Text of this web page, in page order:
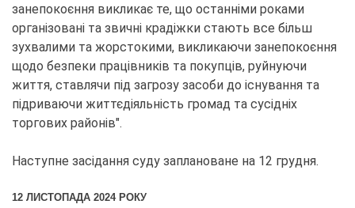
занепокоєння викликає те, що останніми роками
організовані та звичні крадіжки стають все більш
зухвалими та жорстокими, викликаючи занепокоєння
щодо безпеки працівників та покупців, руйнуючи
життя, ставлячи під загрозу засоби до існування та
підриваючи життєдіяльність громад та сусідніх
торгових районів".
Наступне засідання суду заплановане на 12 грудня.
12 ЛИСТОПАДА 2024 РОКУ